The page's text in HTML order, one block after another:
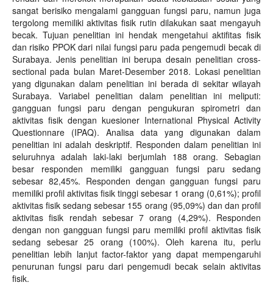
sangat berisiko mengalami gangguan fungsi paru, namun juga
tergolong memiliki aktivitas fisik rutin dilakukan saat mengayuh
becak. Tujuan penelitian ini hendak mengetahui aktifitas fisik
dan risiko PPOK dari nilai fungsi paru pada pengemudi becak di
Surabaya. Jenis penelitian ini berupa desain penelitian cross-
sectional pada bulan Maret-Desember 2018. Lokasi penelitian
yang digunakan dalam penelitian ini berada di sekitar wilayah
Surabaya. Variabel penelitian dalam penelitian ini meliputi:
gangguan fungsi paru dengan pengukuran spirometri dan
aktivitas fisik dengan kuesioner International Physical Activity
Questionnare (IPAQ). Analisa data yang digunakan dalam
penelitian ini adalah deskriptif. Responden dalam penelitian ini
seluruhnya adalah laki-laki berjumlah 188 orang. Sebagian
besar responden memiliki gangguan fungsi paru sedang
sebesar 82,45%. Responden dengan gangguan fungsi paru
memiliki profil aktivitas fisik tinggi sebesar 1 orang (0,61%); profil
aktivitas fisik sedang sebesar 155 orang (95,09%) dan dan profil
aktivitas fisik rendah sebesar 7 orang (4,29%). Responden
dengan non gangguan fungsi paru memiliki profil aktivitas fisik
sedang sebesar 25 orang (100%). Oleh karena itu, perlu
penelitian lebih lanjut factor-faktor yang dapat mempengaruhi
penurunan fungsi paru dari pengemudi becak selain aktivitas
fisik.